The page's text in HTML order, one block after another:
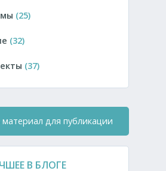
(25)
(32)
(37)
материал для публикации
В БЛОГЕ